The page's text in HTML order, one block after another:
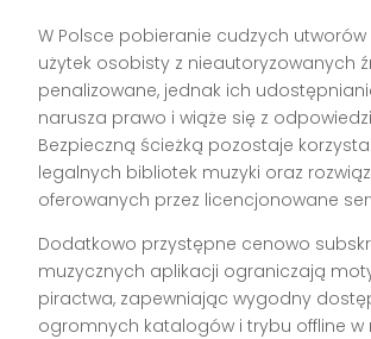
W Polsce pobieranie cudzych utworów
użytek osobisty z nieautoryzowanych
penalizowane, jednak ich
narusza prawo i wiąże się z
Bezpieczną ścieżką pozostaje
legalnych bibliotek muzyki oraz
oferowanych przez licencjonowane
Dodatkowo przystępne cenowo
muzycznych aplikacji ograniczają
piractwa, zapewniając wygodny
ogromnych katalogów i trybu offline